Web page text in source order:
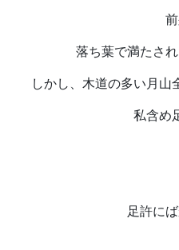
落ち葉で満たさ
しかし、木道の多い月山
私含め
足許に